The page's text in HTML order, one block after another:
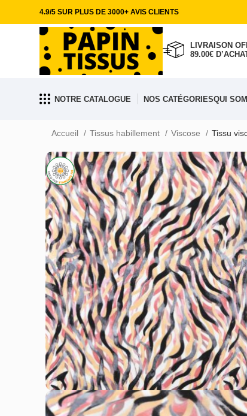
4.9/5 SUR PLUS DE 3000+ AVIS CLIENTS
LIVRAISON
89.00€
NOTRE CATALOGUE NOS CATÉGORIESQUI
Accueil Tissus habillement Viscose Tissu